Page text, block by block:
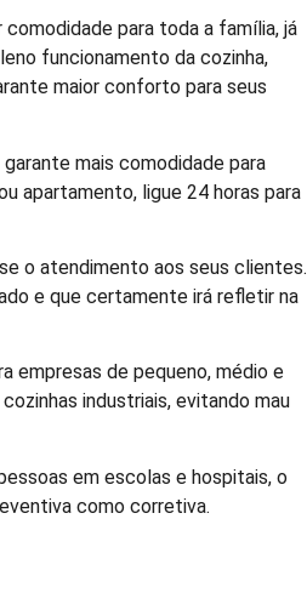
para toda a família, já
funcionamento da cozinha,
maior conforto para seus
mais comodidade para
apartamento, ligue 24 horas para
o atendimento aos seus clientes.
e que certamente irá refletir na
empresas de pequeno, médio e
industriais, evitando mau
em escolas e hospitais, o
como corretiva.